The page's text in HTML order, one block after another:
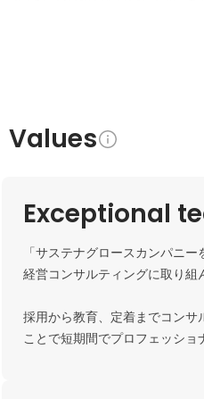
Values
Exceptional
「サステナグロースカンパニ
経営コンサルティングに取り組
採用から教育、定着までコン
ことで短期間でプロフェッショ